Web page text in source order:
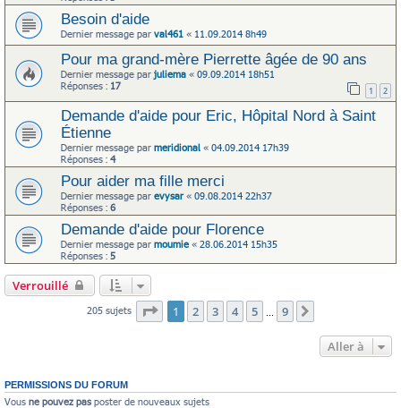
Besoin d'aide
Dernier message par val461 « 11.09.2014 8h49
Pour ma grand-mère Pierrette âgée de 90 ans
Dernier message par juliema « 09.09.2014 18h51
Réponses : 17 1 2
Demande d'aide pour Eric, Hôpital Nord à Saint
Étienne
Dernier message par meridional « 04.09.2014 17h39
Réponses : 4
Pour aider ma fille merci
Dernier message par evysar« 09.08.2014 22h37
Réponses : 6
Demande d'aide pour Florence
Dernier message par moumie « 28.06.2014 15h35
Réponses : 5
Verrouillé
205 sujets Page 1sur9
1 2 3 4 5 9
Aller à
PERMISSIONS DU FORUM
Vous ne pouvez pas poster de nouveaux sujets